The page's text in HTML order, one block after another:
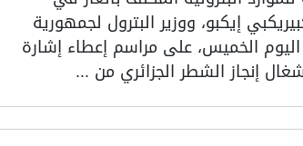
إيكبو، ووزير البترول لجمهورية
اليوم الخميس، على مراسم إعطاء إشارة
إنجاز الشطر الجزائري من ...